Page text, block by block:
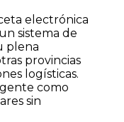
electrónica
sistema de
plena
provincias
logísticas.
como
sin